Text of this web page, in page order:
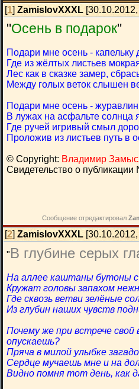
[1] ZamislovXXXL
"Осень в подарок"
Подари мне осень - капельку
Где из жёлтых листьев
Лес как в сказке замер,
Между голых веток слышен
Подари мне осень -
В лужах на асфальте солнца
Где ручей игривый смыл
Проложив из листьев путь в
© Copyright: Владимир
Свидетельство о
Сообщение отредактировал
[2] ZamislovXXXL
"В глубине серых
На аллее каштаны бутоны с
Кружат головы запахом
Где сквозь ветви зелёные
Из глубин наших чувств
Почему же при встрече свой
опускаешь?
Пряча в милой улыбке
Сердце мучаешь мне и на
Видно помня тот день, как